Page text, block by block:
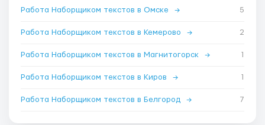
Работа Наборщиком текстов в Омске → 5
Работа Наборщиком текстов в Кемерово → 2
Работа Наборщиком текстов в Магнитогорск → 1
Работа Наборщиком текстов в Киров → 1
Работа Наборщиком текстов в Белгород → 7